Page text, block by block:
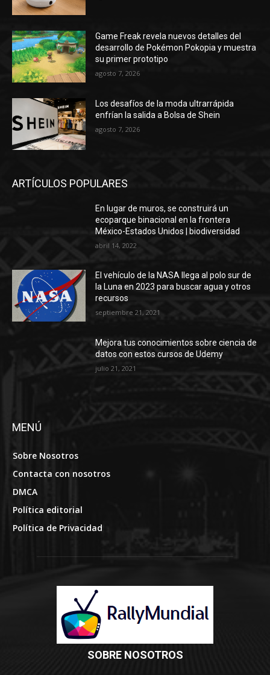
Game Freak revela nuevos detalles del
desarrollo de Pokémon Pokopia y muestra
su primer prototipo
agosto 7, 2026
Los desafíos de la moda ultrarrápida
enfrían la salida a Bolsa de Shein
agosto 7, 2026
ARTÍCULOS POPULARES
En lugar de muros, se construirá un
ecoparque binacional en la frontera
México-Estados Unidos | biodiversidad
abril 14, 2022
El vehículo de la NASA llega al polo sur de
la Luna en 2023 para buscar agua y otros
recursos
septiembre 21, 2021
Mejora tus conocimientos sobre ciencia de
datos con estos cursos de Udemy
julio 21, 2021
MENÚ
Sobre Nosotros
Contacta con nosotros
DMCA
Política editorial
Política de Privacidad
SOBRE NOSOTROS